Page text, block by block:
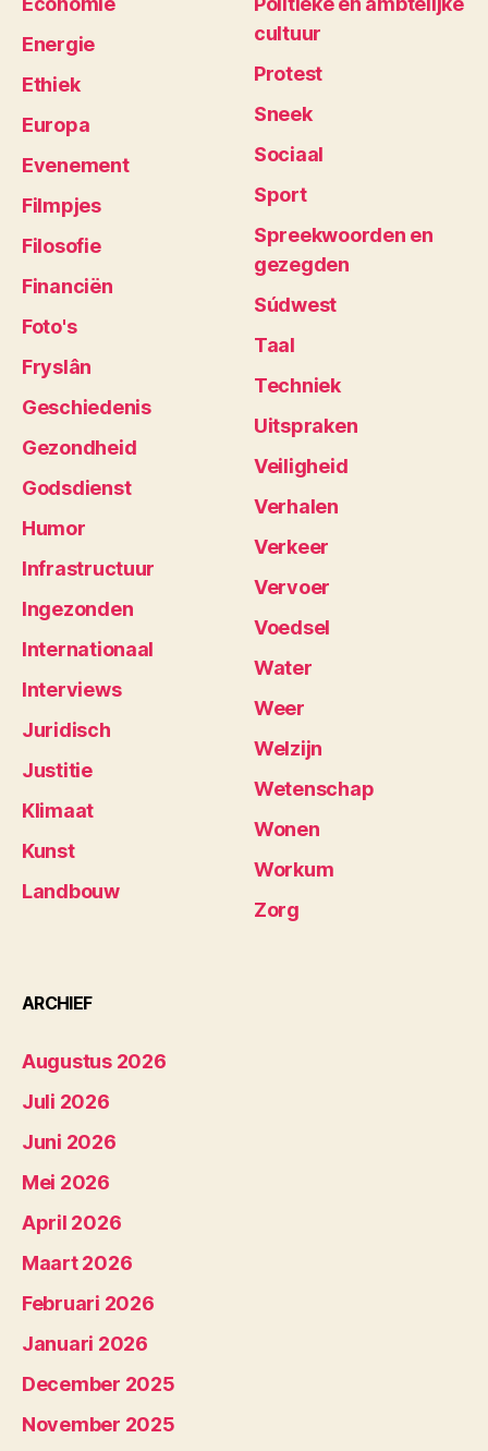
Energie
Ethiek
Europa
Evenement
Filmpjes
Filosofie
Financiën
Foto's
Fryslân
Geschiedenis
Gezondheid
Godsdienst
Humor
Infrastructuur
Ingezonden
Internationaal
Interviews
Juridisch
Justitie
Klimaat
Kunst
Landbouw
cultuur
Protest
Sneek
Sociaal
Sport
Spreekwoorden en
gezegden
Súdwest
Taal
Techniek
Uitspraken
Veiligheid
Verhalen
Verkeer
Vervoer
Voedsel
Water
Weer
Welzijn
Wetenschap
Wonen
Workum
Zorg
ARCHIEF
Augustus 2026
Juli 2026
Juni 2026
Mei 2026
April 2026
Maart 2026
Februari 2026
Januari 2026
December 2025
November 2025